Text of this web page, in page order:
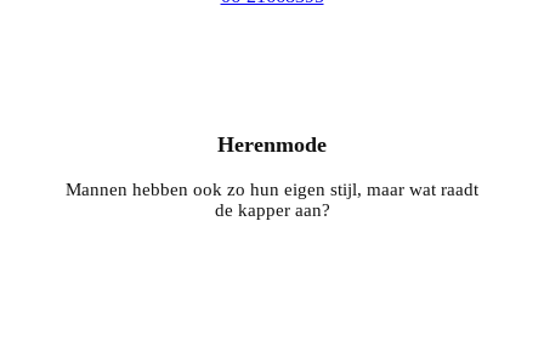
Herenmode
Mannen hebben ook zo hun eigen stijl, maar wat raadt
de kapper aan?